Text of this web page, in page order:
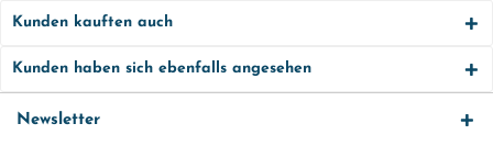
Kunden kauften auch
Kunden haben sich ebenfalls angesehen
Newsletter